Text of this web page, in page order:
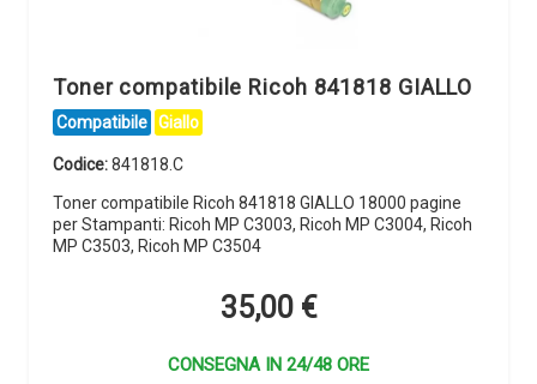
Toner compatibile Ricoh 841818 GIALLO
Compatibile Giallo
Codice:841818.C
Toner compatibile Ricoh 841818 GIALLO 18000 pagine
per Stampanti: Ricoh MP C3003, Ricoh MP C3004, Ricoh
MP C3503, Ricoh MP C3504
35,00 €
CONSEGNA IN 24/48 ORE